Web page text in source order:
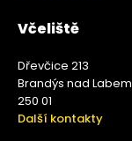
Včeliště
Dřevčice 213
Brandýs nad Labem
250 01
Další kontakty